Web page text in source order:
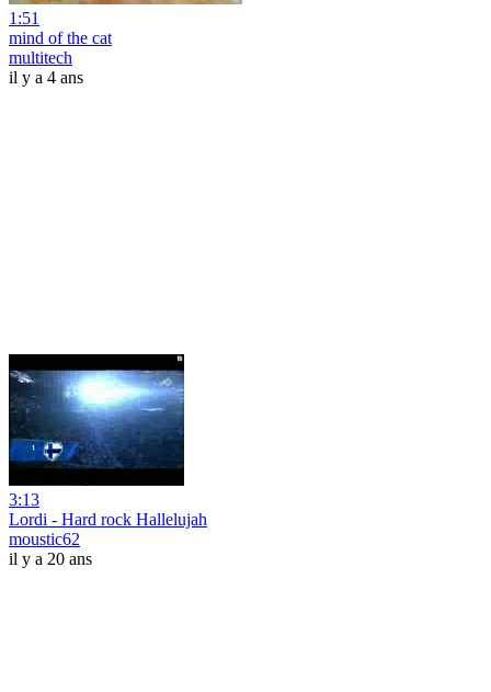
1:51
mind of the cat
multitech
il y a 4 ans
3:13
Lordi - Hard rock Hallelujah
moustic62
il y a 20 ans